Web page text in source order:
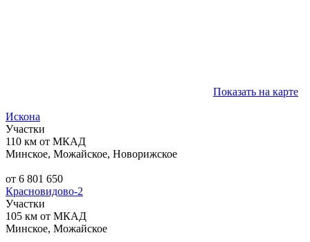
Показать на карте
Искона
Участки
110 км от МКАД
Минское, Можайское, Новорижское
от 6 801 650
Красновидово-2
Участки
105 км от МКАД
Минское, Можайское